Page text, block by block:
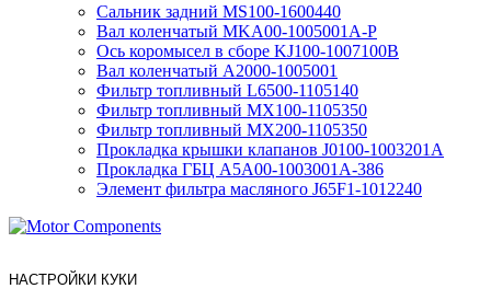
Сальник задний MS100-1600440
Вал коленчатый MKA00-1005001A-P
Ось коромысел в сборе KJ100-1007100B
Вал коленчатый A2000-1005001
Фильтр топливный L6500-1105140
Фильтр топливный MX100-1105350
Фильтр топливный MX200-1105350
Прокладка крышки клапанов J0100-1003201A
Прокладка ГБЦ A5A00-1003001A-386
Элемент фильтра масляного J65F1-1012240
НАСТРОЙКИ КУКИ